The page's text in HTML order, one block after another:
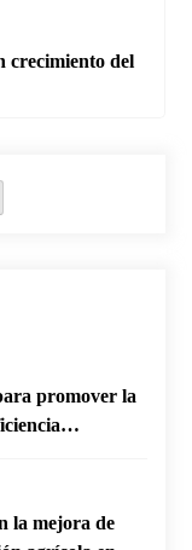
crecimiento del
promover la
la mejora de